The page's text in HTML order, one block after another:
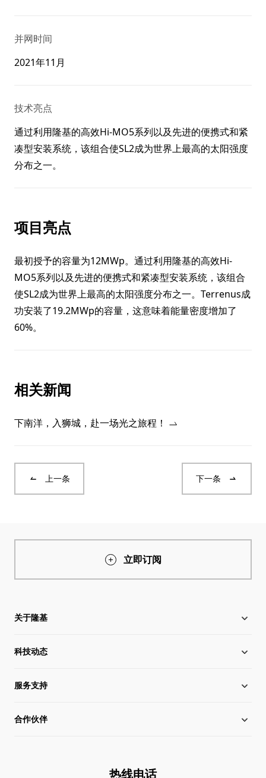
并网时间
2021年11月
技术亮点
通过利用隆基的高效Hi-MO5系列以及先进的便携式和紧
凑型安装系统，该组合使SL2成为世界上最高的太阳强度
分布之一。
项目亮点
最初授予的容量为12MWp。通过利用隆基的高效Hi-
MO5系列以及先进的便携式和紧凑型安装系统，该组合
使SL2成为世界上最高的太阳强度分布之一。Terrenus成
功安装了19.2MWp的容量，这意味着能量密度增加了
60%。
相关新闻
下南洋，入狮城，赴一场光之旅程！
上一条 下一条
立即订阅
关于隆基
关于隆基
全球化布局
管理层信息
科技动态
硅片价格
行业动态
服务支持
下载中心
合作伙伴
热线电话